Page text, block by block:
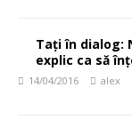
Tați în dialog:
explic ca să
14/04/2016 alex